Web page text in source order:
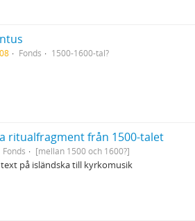
Fonds 1500-1600-tal?
ritualfragment från 1500-talet
Fonds [mellan 1500 och 1600?]
på isländska till kyrkomusik